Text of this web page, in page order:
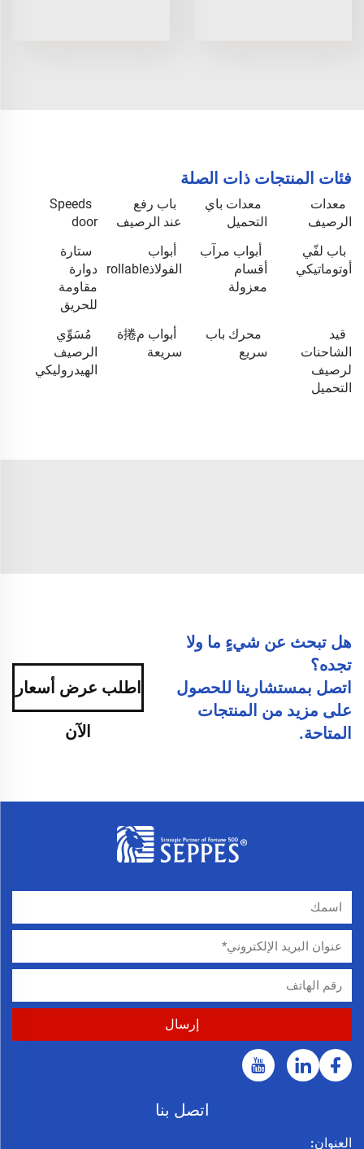
فئات المنتجات ذات الصلة
معدات
الرصيف
معدات باي
التحميل
باب رفع
عند الرصيف
Speeds
door
باب لفّي
أوتوماتيكي
أبواب مرآب
أقسام
معزولة
أبواب
الفولاذrollable
ستارة
دوارة
مقاومة
للحريق
قيد
الشاحنات
لرصيف
التحميل
محرك باب
سريع
أبواب م捲ة
سريعة
مُسَوِّي
الرصيف
الهيدروليكي
هل تبحث عن شيءٍ ما ولا
تجده؟
اتصل بمستشارينا للحصول
على مزيد من المنتجات
المتاحة.
اطلب عرض أسعار
الآن
اتصل بنا
العنوان: